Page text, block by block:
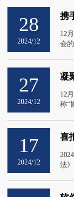
28
2024/12
携
12
会
27
2024/12
凝
业
12
称“
17
2024/12
喜
法
京